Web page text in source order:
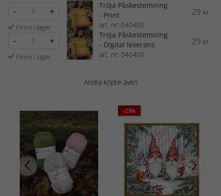
- +
Finns i lager
Tröja Påskestemning
- Print
art. nr: 040400
29 kr
- +
Finns i lager
Tröja Påskestemning
- Digital leverans
art. nr: 040400
29 kr
Andra köpte även
-23%